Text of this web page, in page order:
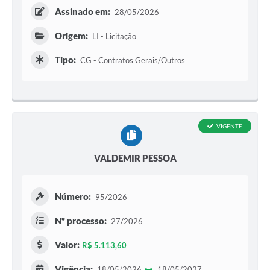
Assinado em: 28/05/2026
Origem: LI - Licitação
Tipo: CG - Contratos Gerais/Outros
VALDEMIR PESSOA
VIGENTE
Número: 95/2026
Nº processo: 27/2026
Valor: R$ 5.113,60